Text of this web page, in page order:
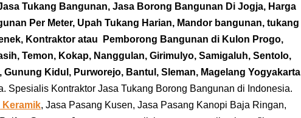
Tukang Bangunan, Jasa Borong Bangunan Di Jogja, Harga
Per Meter, Upah Tukang Harian, Mandor bangunan, tukang
Kontraktor atau
Pemborong Bangunan di Kulon Progo,
Temon, Kokap, Nanggulan, Girimulyo, Samigaluh, Sentolo,
Gunung Kidul, Purworejo, Bantul, Sleman, Magelang Yogyakarta
Spesialis Kontraktor Jasa Tukang Borong Bangunan di Indonesia.
Keramik, Jasa Pasang Kusen, Jasa Pasang Kanopi Baja Ringan,